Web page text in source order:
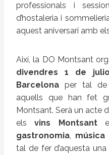
professionals i
d’hostaleria i
aquest aniversari amb
Així, la DO Montsant
divendres 1 de
Barcelona per tal de
aquells que han fet
Montsant. Serà un acte
elsvins Montsant
gastronomia, música
tal de fer d’aquesta una